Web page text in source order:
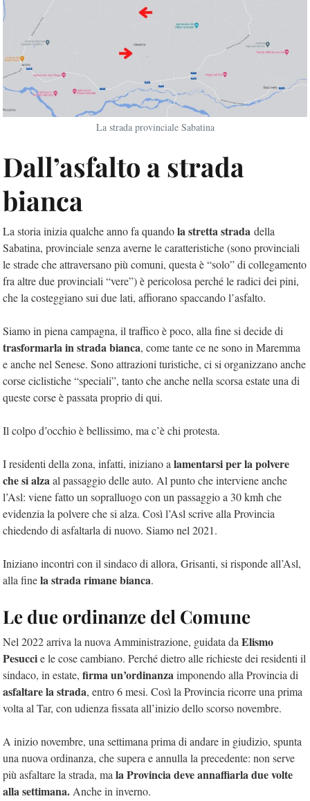
La strada provinciale Sabatina
Dall’asfalto a strada
bianca
La storia inizia qualche anno fa quandola stretta strada della
Sabatina, provinciale senza averne le caratteristiche (sono provinciali
le strade che attraversano più comuni, questa è “solo” di collegamento
fra altre due provinciali “vere”) è pericolosa perché le radici dei pini,
che la costeggiano sui due lati, affiorano spaccando l’asfalto.
Siamo in piena campagna, il traffico è poco, alla fine si decide di
trasformarla in strada bianca, come tante ce ne sono in Maremma
e anche nel Senese. Sono attrazioni turistiche, ci si organizzano anche
corse ciclistiche “speciali”, tanto che anche nella scorsa estate una di
queste corse è passata proprio di qui.
Il colpo d’occhio è bellissimo, ma c’è chi protesta.
I residenti della zona, infatti, iniziano alamentarsi per la polvere
che si alzaal passaggio delle auto. Al punto che interviene anche
l’Asl: viene fatto un sopralluogo con un passaggio a 30 kmh che
evidenzia la polvere che si alza. Così l’Asl scrive alla Provincia
chiedendo di asfaltarla di nuovo. Siamo nel 2021.
Iniziano incontri con il sindaco di allora, Grisanti, si risponde all’Asl,
alla finela strada rimane bianca.
Le due ordinanze del Comune
Nel 2022 arriva la nuova Amministrazione, guidata daElismo
Pesuccie le cose cambiano. Perché dietro alle richieste dei residenti il
sindaco, in estate, firma un’ordinanzaimponendo alla Provincia di
asfaltare la strada, entro 6 mesi. Così la Provincia ricorre una prima
volta al Tar, con udienza fissata all’inizio dello scorso novembre.
A inizio novembre, una settimana prima di andare in giudizio, spunta
una nuova ordinanza, che supera e annulla la precedente: non serve
più asfaltare la strada, mala Provincia deve annaffiarla due volte
alla settimana.Anche in inverno.